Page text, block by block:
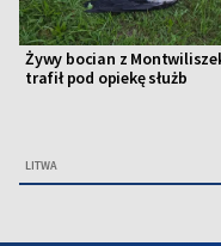
Żywy bocian z
trafił pod opiekę służb
LITWA